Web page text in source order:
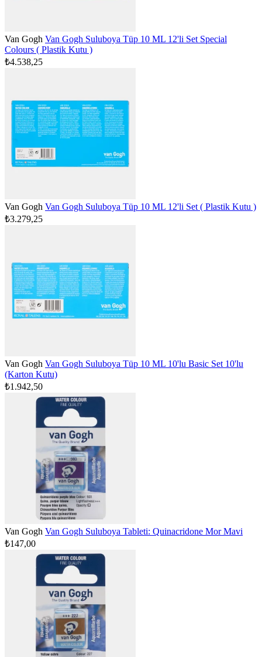
Van Gogh Van Gogh Suluboya Tüp 10 ML 12'li Set Special
Colours ( Plastik Kutu )
₺4.538,25
Van Gogh Van Gogh Suluboya Tüp 10 ML 12'li Set ( Plastik Kutu )
₺3.279,25
Van Gogh Van Gogh Suluboya Tüp 10 ML 10'lu Basic Set 10'lu
(Karton Kutu)
₺1.942,50
Van Gogh Van Gogh Suluboya Tableti: Quinacridone Mor Mavi
₺147,00